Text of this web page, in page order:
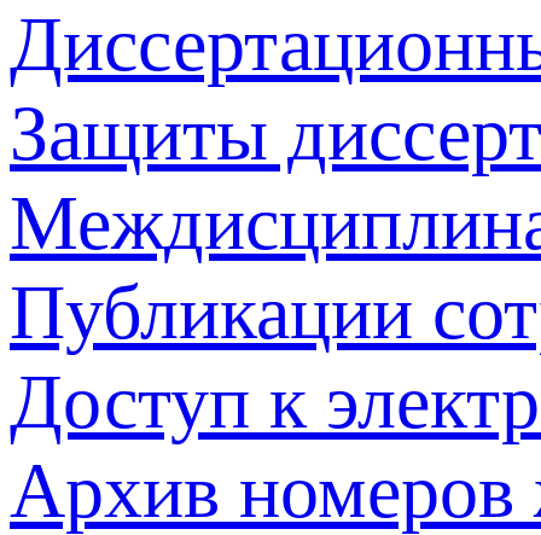
Защиты
Публикации
Доступ к
Архив номеров